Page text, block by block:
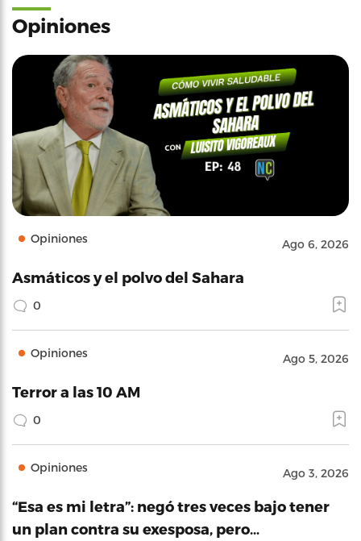
Opiniones
Opiniones Ago 6, 2026
Asmáticos y el polvo del Sahara
0
Opiniones Ago 5, 2026
Terror a las 10 AM
0
Opiniones Ago 3, 2026
“Esa es mi letra”: negó tres veces bajo tener
un plan contra su exesposa, pero…